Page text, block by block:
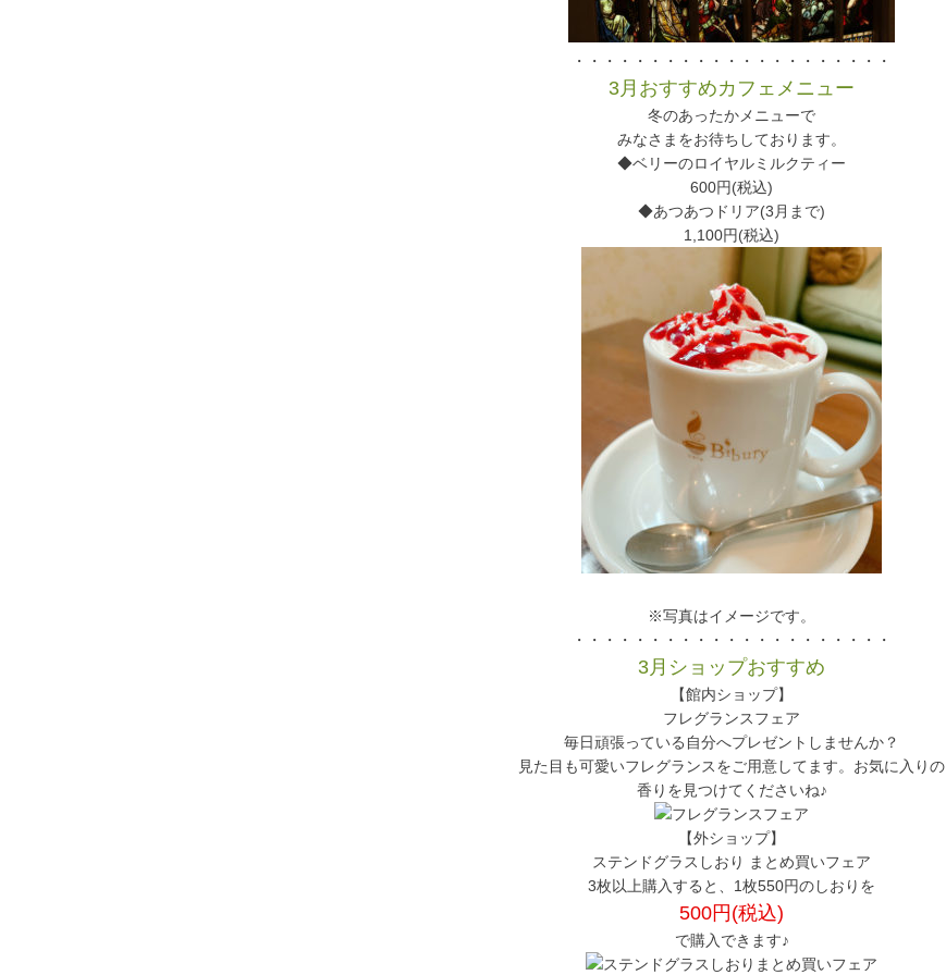
・・・・・・・・・・・・・・・・・・・・・
3月おすすめカフェメニュー
冬のあったかメニューで
みなさまをお待ちしております。
◆ベリーのロイヤルミルクティー
600円(税込)
◆あつあつドリア(3月まで)
1,100円(税込)
※写真はイメージです。
・・・・・・・・・・・・・・・・・・・・・
3月ショップおすすめ
【館内ショップ】
フレグランスフェア
毎日頑張っている自分へプレゼントしませんか？
見た目も可愛いフレグランスをご用意してます。お気に入りの
香りを見つけてくださいね♪
【外ショップ】
ステンドグラスしおり まとめ買いフェア
3枚以上購入すると、1枚550円のしおりを
500円(税込)
で購入できます♪